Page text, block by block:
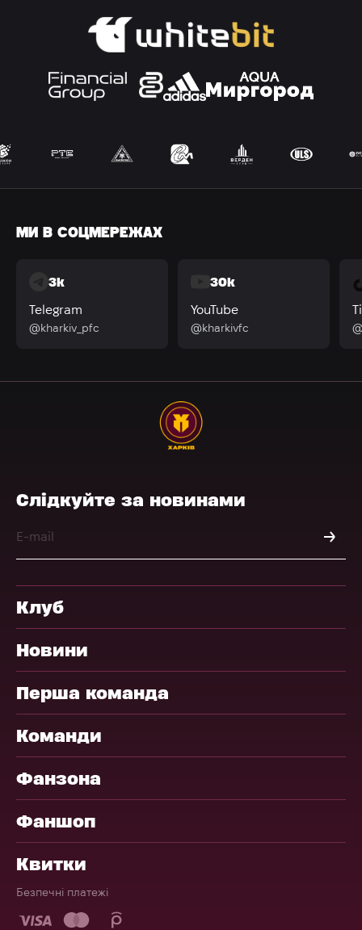
МИ В СОЦМЕРЕЖАХ
3k
Telegram
@kharkiv_pfc
30k
YouTube
@kharkivfc
Слідкуйте за новинами
Клуб
Новини
Перша команда
Команди
Фанзона
Фаншоп
Квитки
Безпечні платежі